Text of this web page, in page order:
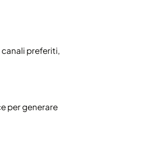
preferiti,
per generare